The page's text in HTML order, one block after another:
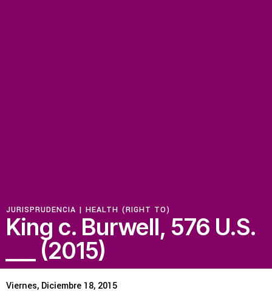
Política de privacidad
JURISPRUDENCIA | HEALTH (RIGHT TO)
King c. Burwell, 576 U.S.
___ (2015)
Viernes, Diciembre 18, 2015